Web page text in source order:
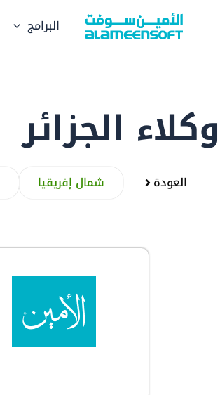
البرامج
وكلاء الجزائر
العودة شمال إفريقيا